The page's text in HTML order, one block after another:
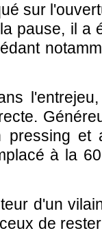
sur
pause, il a
et
à la
d'un
de